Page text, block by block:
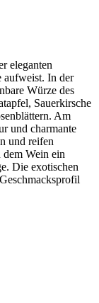
eleganten
aufweist. In der
Würze des
Sauerkirsche
Am
und charmante
und reifen
dem Wein ein
Die exotischen